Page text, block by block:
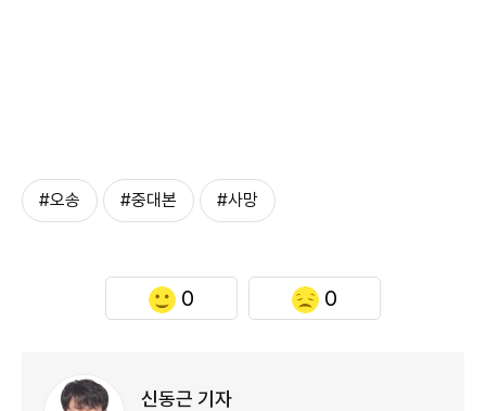
#오송 #중대본 #사망
0 0
신동근 기자